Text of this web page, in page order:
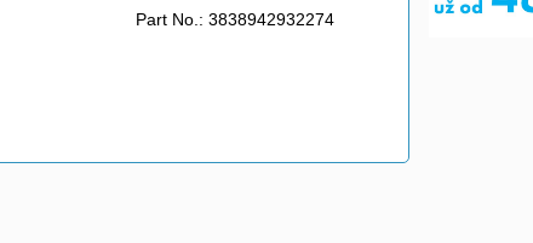
Part No.: 3838942932274